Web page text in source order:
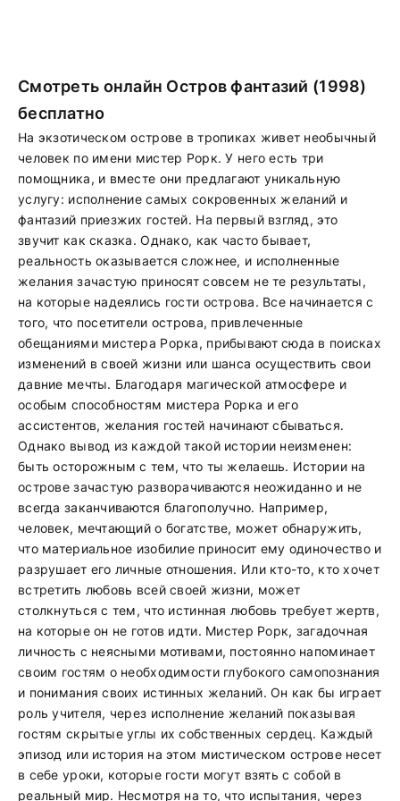
Смотреть онлайн Остров фантазий (1998)
бесплатно
На экзотическом острове в тропиках живет необычный
человек по имени мистер Рорк. У него есть три
помощника, и вместе они предлагают уникальную
услугу: исполнение самых сокровенных желаний и
фантазий приезжих гостей. На первый взгляд, это
звучит как сказка. Однако, как часто бывает,
реальность оказывается сложнее, и исполненные
желания зачастую приносят совсем не те результаты,
на которые надеялись гости острова. Все начинается с
того, что посетители острова, привлеченные
обещаниями мистера Рорка, прибывают сюда в поисках
изменений в своей жизни или шанса осуществить свои
давние мечты. Благодаря магической атмосфере и
особым способностям мистера Рорка и его
ассистентов, желания гостей начинают сбываться.
Однако вывод из каждой такой истории неизменен:
быть осторожным с тем, что ты желаешь. Истории на
острове зачастую разворачиваются неожиданно и не
всегда заканчиваются благополучно. Например,
человек, мечтающий о богатстве, может обнаружить,
что материальное изобилие приносит ему одиночество и
разрушает его личные отношения. Или кто-то, кто хочет
встретить любовь всей своей жизни, может
столкнуться с тем, что истинная любовь требует жертв,
на которые он не готов идти. Мистер Рорк, загадочная
личность с неясными мотивами, постоянно напоминает
своим гостям о необходимости глубокого самопознания
и понимания своих истинных желаний. Он как бы играет
роль учителя, через исполнение желаний показывая
гостям скрытые углы их собственных сердец. Каждый
эпизод или история на этом мистическом острове несет
в себе уроки, которые гости могут взять с собой в
реальный мир. Несмотря на то, что испытания, через